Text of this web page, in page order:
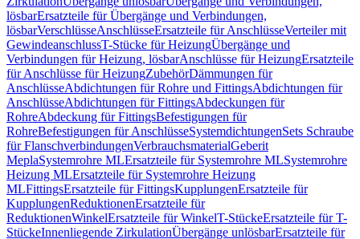
lösbarErsatzteile für Übergänge und Verbindungen,
lösbarVerschlüsseAnschlüsseErsatzteile für AnschlüsseVerteiler mit
GewindeanschlussT-Stücke für HeizungÜbergänge und
Verbindungen für Heizung, lösbarAnschlüsse für HeizungErsatzteile
für Anschlüsse für HeizungZubehörDämmungen für
AnschlüsseAbdichtungen für Rohre und FittingsAbdichtungen für
AnschlüsseAbdichtungen für FittingsAbdeckungen für
RohreAbdeckung für FittingsBefestigungen für
RohreBefestigungen für AnschlüsseSystemdichtungenSets Schraube
für FlanschverbindungenVerbrauchsmaterialGeberit
MeplaSystemrohre MLErsatzteile für Systemrohre MLSystemrohre
Heizung MLErsatzteile für Systemrohre Heizung
MLFittingsErsatzteile für FittingsKupplungenErsatzteile für
KupplungenReduktionenErsatzteile für
ReduktionenWinkelErsatzteile für WinkelT-StückeErsatzteile für T-
StückeInnenliegende ZirkulationÜbergänge unlösbarErsatzteile für